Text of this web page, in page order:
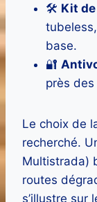
🛠️ Kit
base.
🔐
près
Le choix de
recherché.
Multistrada)
routes
s’illustre sur